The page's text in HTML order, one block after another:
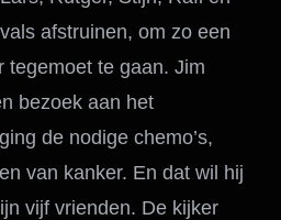
afstruinen, om zo een
tegemoet te gaan. Jim
bezoek aan het
de nodige chemo’s,
van kanker. En dat wil hij
vijf vrienden. De kijker